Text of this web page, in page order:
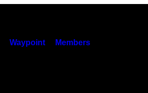
Waypoint Members